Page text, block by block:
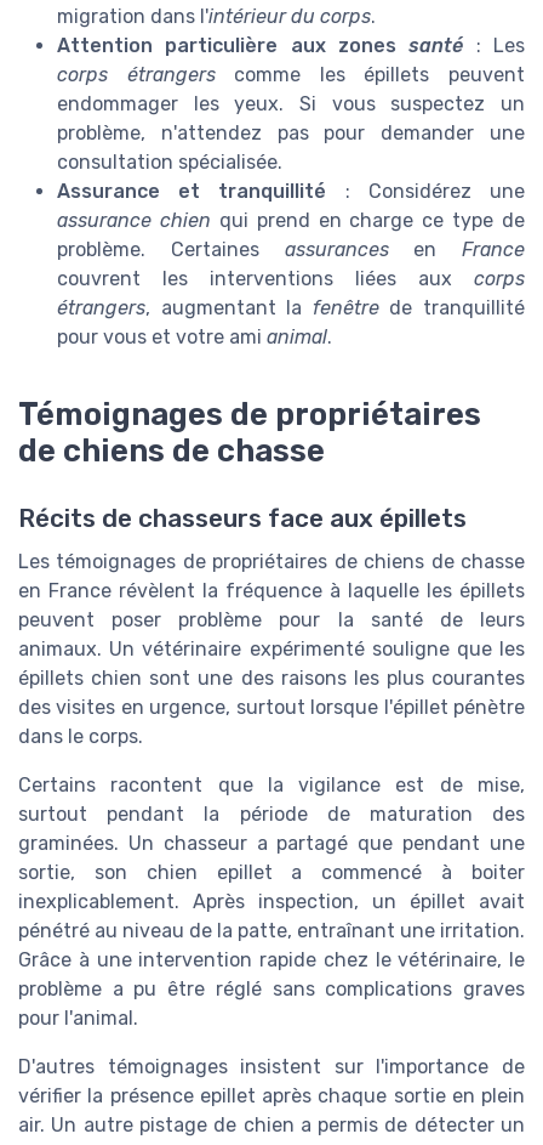
migration dans l'intérieur du corps.
Attention particulière aux zonessanté : Les
corps étrangerscomme les épillets peuvent
endommager les yeux. Si vous suspectez un
problème, n'attendez pas pour demander une
consultation spécialisée.
Assurance et tranquillité : Considérez une
assurance chien qui prend en charge ce type de
problème. Certaines assurancesen France
couvrent les interventions liées aux corps
étrangers, augmentant la fenêtrede tranquillité
pour vous et votre ami animal.
Témoignages de propriétaires
de chiens de chasse
Récits de chasseurs face aux épillets
Les témoignages de propriétaires de chiens de chasse
en France révèlent la fréquence à laquelle les épillets
peuvent poser problème pour la santé de leurs
animaux. Un vétérinaire expérimenté souligne que les
épillets chien sont une des raisons les plus courantes
des visites en urgence, surtout lorsque l'épillet pénètre
dans le corps.
Certains racontent que la vigilance est de mise,
surtout pendant la période de maturation des
graminées. Un chasseur a partagé que pendant une
sortie, son chien epillet a commencé à boiter
inexplicablement. Après inspection, un épillet avait
pénétré au niveau de la patte, entraînant une irritation.
Grâce à une intervention rapide chez le vétérinaire, le
problème a pu être réglé sans complications graves
pour l'animal.
D'autres témoignages insistent sur l'importance de
vérifier la présence epillet après chaque sortie en plein
air. Un autre pistage de chien a permis de détecter un